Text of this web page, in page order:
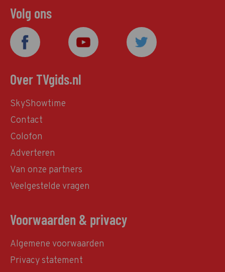
Volg ons
Over TVgids.nl
SkyShowtime
Contact
Colofon
Adverteren
Van onze partners
Veelgestelde vragen
Voorwaarden & privacy
Algemene voorwaarden
Privacy statement